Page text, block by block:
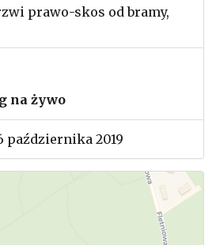
prawo-skos od bramy,
na żywo
października 2019